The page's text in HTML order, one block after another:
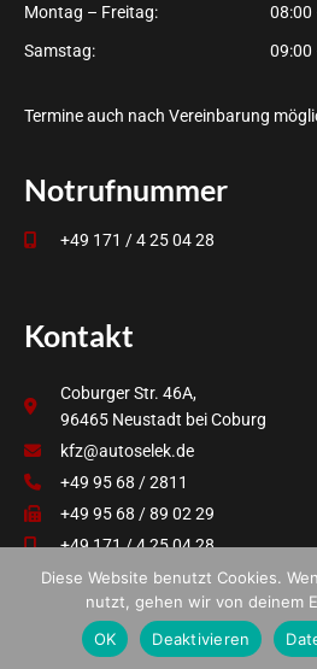
Montag – Freitag:
Samstag:
08:00
09:00
Termine auch nach Vereinbarung
Notrufnummer
+49 171 / 4 25 04 28
Kontakt
Coburger Str. 46A,
96465 Neustadt bei Coburg
kfz@autoselek.de
+49 95 68 / 2811
+49 95 68 / 89 02 29
+49 171 / 4 25 04 28
Diese Website benutzt Cookies.
nutzt, gehen wir von deinem
OK
Deaktivieren